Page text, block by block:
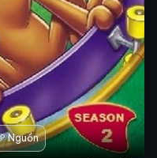
Nguồn